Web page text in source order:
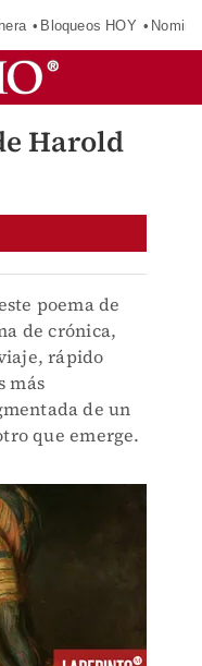
Bloqueos HOY
Harold
poema de
de crónica,
rápido
más
de un
que emerge.